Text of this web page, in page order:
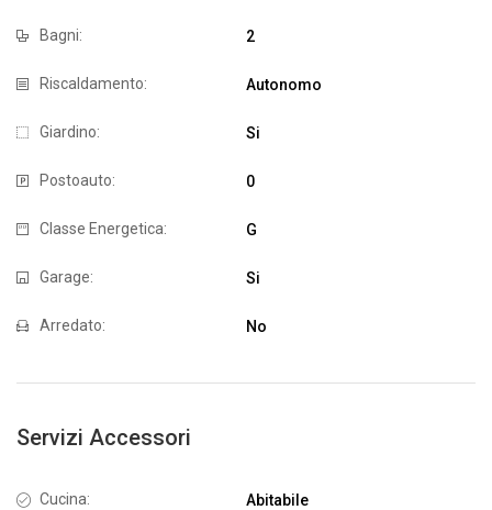
Bagni: 2
Riscaldamento: Autonomo
Giardino: Si
Postoauto: 0
Classe Energetica: G
Garage: Si
Arredato: No
Servizi Accessori
Cucina: Abitabile